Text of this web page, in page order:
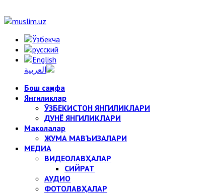
Бош саҳифа
Янгиликлар
ЎЗБЕКИСТОН ЯНГИЛИКЛАРИ
ДУНЁ ЯНГИЛИКЛАРИ
Мақолалар
ЖУМА МАВЪИЗАЛАРИ
МЕДИА
ВИДЕОЛАВҲАЛАР
СИЙРАТ
АУДИО
ФОТОЛАВҲАЛАР